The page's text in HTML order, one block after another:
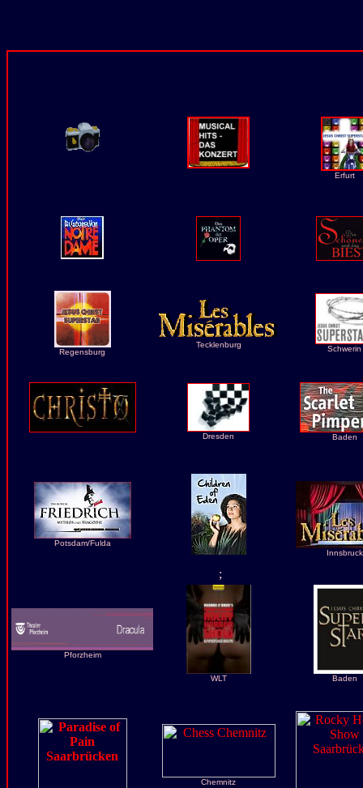
Erfurt
Regensburg
Tecklenburg Schwerin
Dresden Baden
Potsdam/Fulda
Innsbruck
;
Pforzheim
WLT Baden
Chemnitz